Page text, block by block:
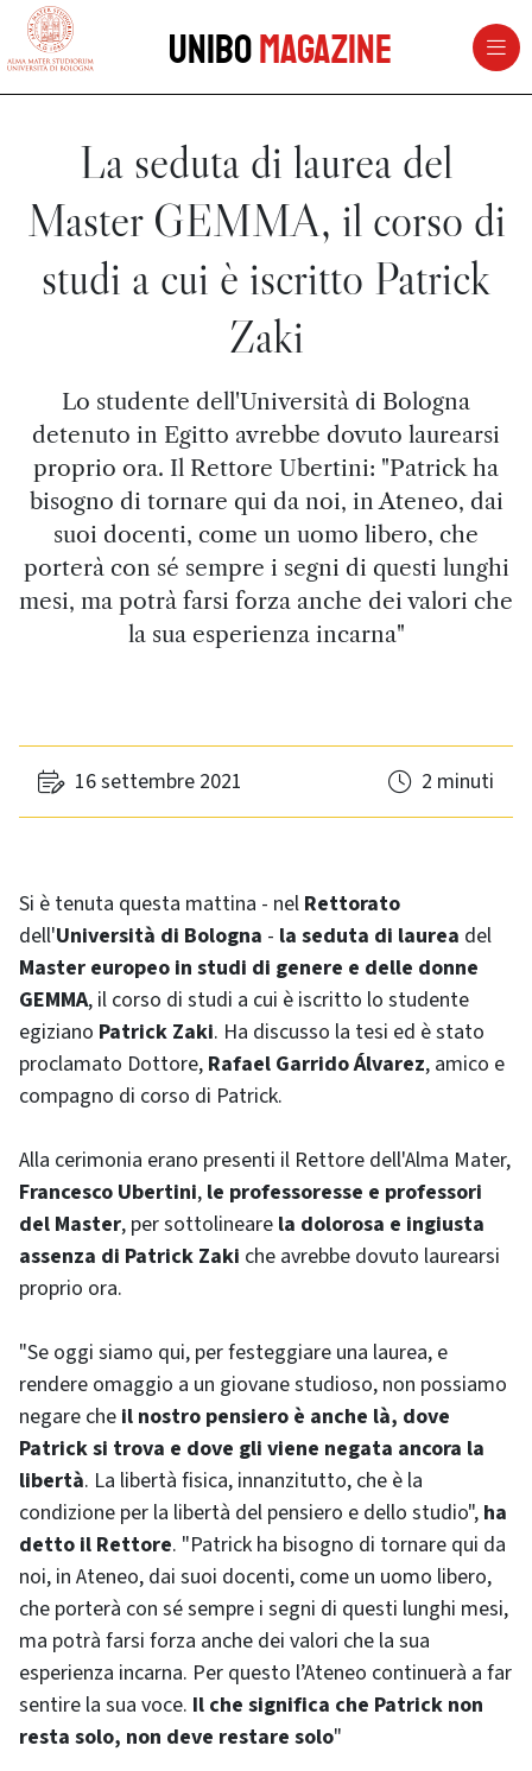
vai al contenuto della pagina
UniboMagazine
La seduta di laurea del
Master GEMMA, il corso di
studi a cui è iscritto Patrick
Zaki
Lo studente dell'Università di Bologna
detenuto in Egitto avrebbe dovuto laurearsi
proprio ora. Il Rettore Ubertini: "Patrick ha
bisogno di tornare qui da noi, in Ateneo, dai
suoi docenti, come un uomo libero, che
porterà con sé sempre i segni di questi lunghi
mesi, ma potrà farsi forza anche dei valori che
la sua esperienza incarna"
16 settembre 2021 2 minuti
Si è tenuta questa mattina - nel Rettorato
dell'Università di Bologna - la seduta di laurea del
Master europeo in studi di genere e delle donne
GEMMA, il corso di studi a cui è iscritto lo studente
egiziano Patrick Zaki. Ha discusso la tesi ed è stato
proclamato Dottore, Rafael Garrido Álvarez, amico e
compagno di corso di Patrick.
Alla cerimonia erano presenti il Rettore dell'Alma Mater,
Francesco Ubertini, le professoresse e professori
del Master, per sottolineare la dolorosa e ingiusta
assenza di Patrick Zaki che avrebbe dovuto laurearsi
proprio ora.
"Se oggi siamo qui, per festeggiare una laurea, e
rendere omaggio a un giovane studioso, non possiamo
negare che il nostro pensiero è anche là, dove
Patrick si trova e dove gli viene negata ancora la
libertà. La libertà fisica, innanzitutto, che è la
condizione per la libertà del pensiero e dello studio", ha
detto il Rettore. "Patrick ha bisogno di tornare qui da
noi, in Ateneo, dai suoi docenti, come un uomo libero,
che porterà con sé sempre i segni di questi lunghi mesi,
ma potrà farsi forza anche dei valori che la sua
esperienza incarna. Per questo l’Ateneo continuerà a far
sentire la sua voce. Il che significa che Patrick non
resta solo, non deve restare solo"